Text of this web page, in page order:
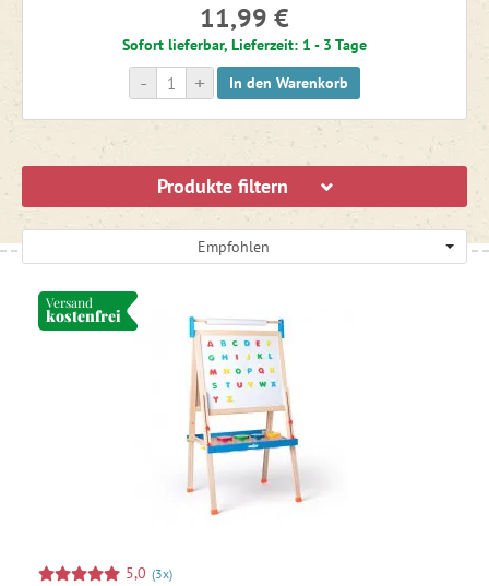
11,99 €
Sofort lieferbar, Lieferzeit: 1 - 3 Tage
+
- In den Warenkorb
Produkte filtern
Empfohlen
Versand
kostenfrei
5,0 (3x)